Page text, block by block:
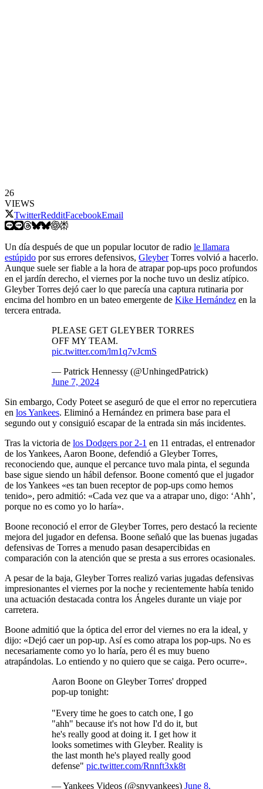
26
VIEWS
TwitterRedditFacebookEmail
Un día después de que un popular locutor de radio le llamara
estúpido por sus errores defensivos, GleyberTorres volvió a hacerlo.
Aunque suele ser fiable a la hora de atrapar pop-ups poco profundos
en el jardín derecho, el viernes por la noche tuvo un desliz atípico.
Gleyber Torres dejó caer lo que parecía una captura rutinaria por
encima del hombro en un bateo emergente de Kike Hernández en la
tercera entrada.
PLEASE GET GLEYBER TORRES
OFF MY TEAM.
pic.twitter.com/lm1q7vJcmS
— Patrick Hennessy (@UnhingedPatrick)
June 7, 2024
Sin embargo, Cody Poteet se aseguró de que el error no repercutiera
en los Yankees. Eliminó a Hernández en primera base para el
segundo out y consiguió escapar de la entrada sin más incidentes.
Tras la victoria de los Dodgers por 2-1 en 11 entradas, el entrenador
de los Yankees, Aaron Boone, defendió a Gleyber Torres,
reconociendo que, aunque el percance tuvo mala pinta, el segunda
base sigue siendo un hábil defensor. Boone comentó que el jugador
de los Yankees «es tan buen receptor de pop-ups como hemos
tenido», pero admitió: «Cada vez que va a atrapar uno, digo: ‘Ahh’,
porque no es como yo lo haría».
Boone reconoció el error de Gleyber Torres, pero destacó la reciente
mejora del jugador en defensa. Boone señaló que las buenas jugadas
defensivas de Torres a menudo pasan desapercibidas en
comparación con la atención que se presta a sus errores ocasionales.
A pesar de la baja, Gleyber Torres realizó varias jugadas defensivas
impresionantes el viernes por la noche y recientemente había tenido
una actuación destacada contra los Ángeles durante un viaje por
carretera.
Boone admitió que la óptica del error del viernes no era la ideal, y
dijo: «Dejó caer un pop-up. Así es como atrapa los pop-ups. No es
necesariamente como yo lo haría, pero él es muy bueno
atrapándolas. Lo entiendo y no quiero que se caiga. Pero ocurre».
Aaron Boone on Gleyber Torres' dropped
pop-up tonight:
"Every time he goes to catch one, I go
"ahh" because it's not how I'd do it, but
he's really good at doing it. I get how it
looks sometimes with Gleyber. Reality is
the last month he's played really good
defense" pic.twitter.com/Rnnft3xk8t
— Yankees Videos (@snyyankees) June 8,